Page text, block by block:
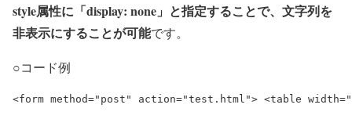
style属性に「display: none」と指定することで、文字列を
非表示にすることが可能です。
○コード例
<form method="post" action="test.html"> <table